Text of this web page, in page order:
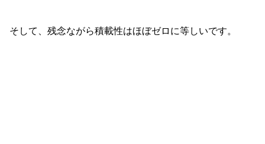
そして、残念ながら積載性はほぼゼロに等しいです。